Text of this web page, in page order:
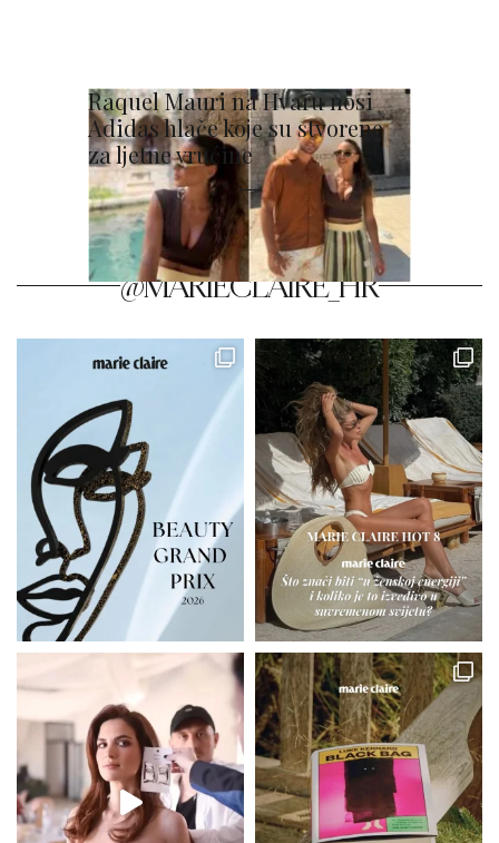
Raquel Mauri na Hvaru nosi
Adidas hlače koje su stvorene
za ljetne vrućine
@MARIECLAIRE_HR